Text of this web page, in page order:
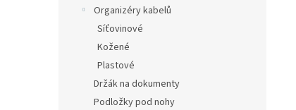
Organizéry kabelů
Síťovinové
Kožené
Plastové
Držák na dokumenty
Podložky pod nohy